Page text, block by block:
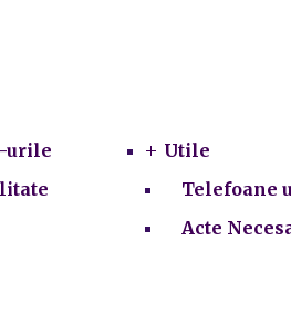
urile
Utile
Telefoane
Acte